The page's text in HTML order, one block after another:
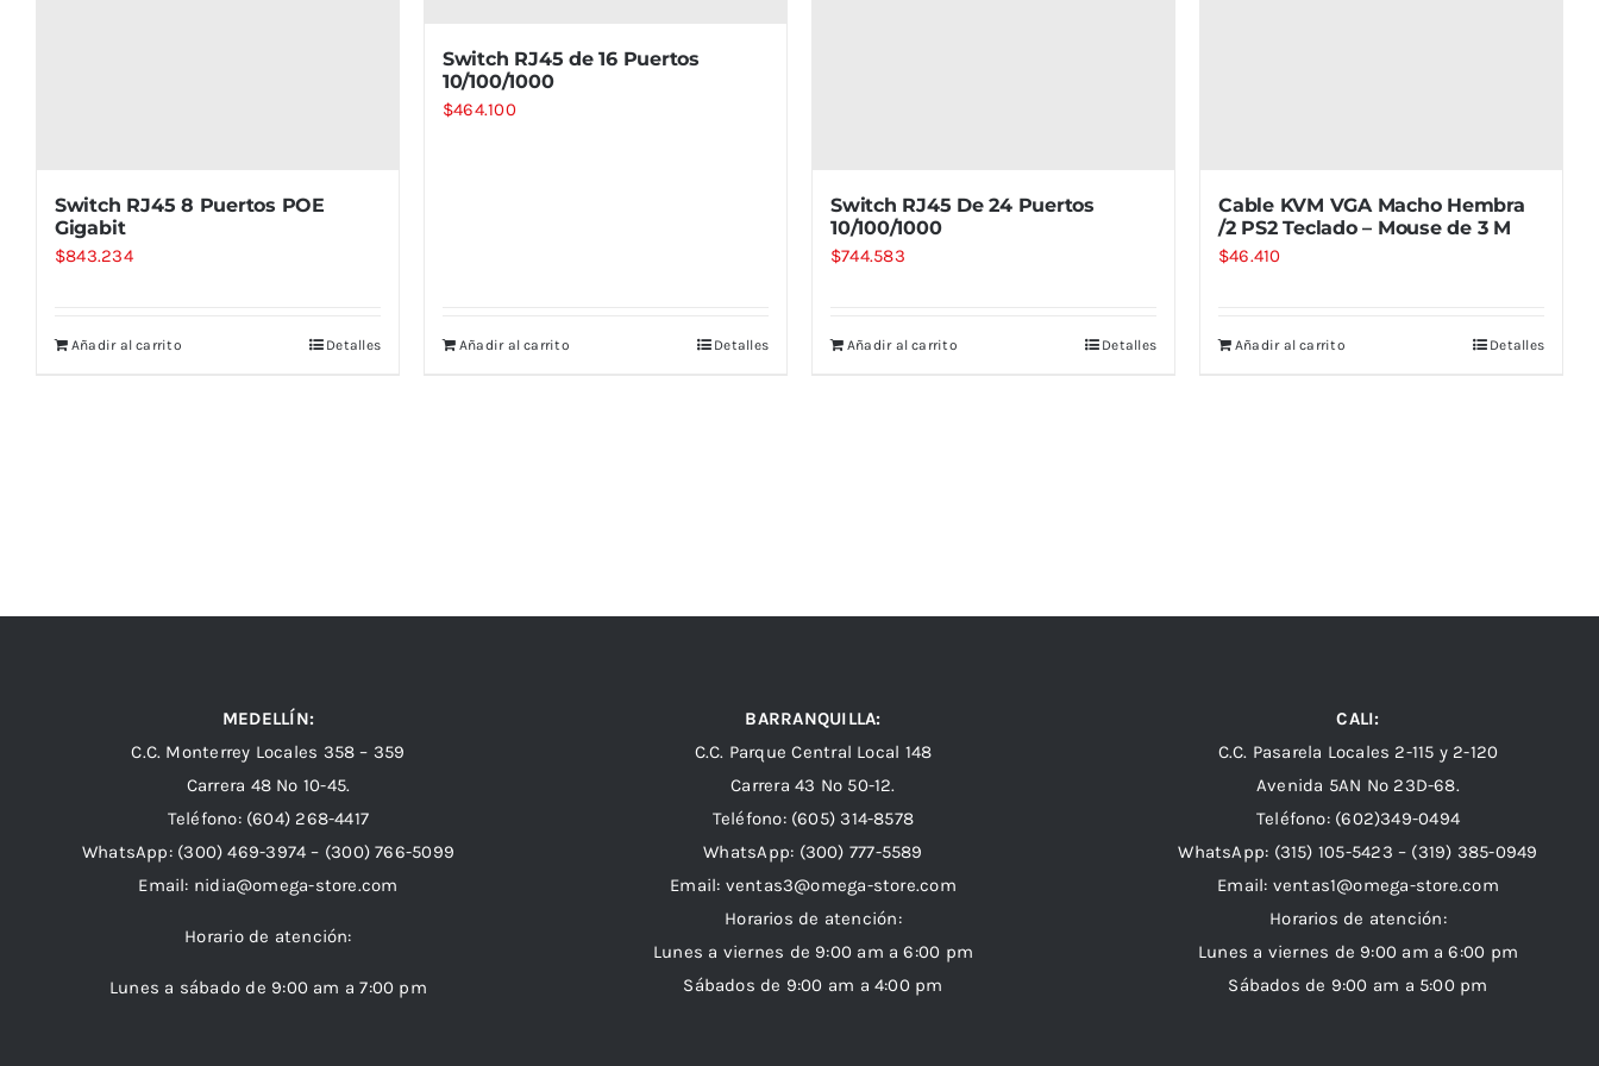
Switch RJ45 8 Puertos POE
Gigabit
$843.234
Añadir al carrito Detalles
Switch RJ45 de 16 Puertos
10/100/1000
$464.100
Añadir al carrito Detalles
Switch RJ45 De 24 Puertos
10/100/1000
$744.583
Añadir al carrito Detalles
Cable KVM VGA Macho Hembra
/2 PS2 Teclado – Mouse de 3 M
$46.410
Añadir al carrito Detalles
MEDELLÍN:
C.C. Monterrey Locales 358 – 359
Carrera 48 Nº 10-45.
Teléfono: (604) 268-4417
WhatsApp: (300) 469-3974 – (300) 766-5099
Email: nidia@omega-store.com
Horario de atención:
Lunes a sábado de 9:00 am a 7:00 pm
BARRANQUILLA:
C.C. Parque Central Local 148
Carrera 43 Nº 50-12.
Teléfono: (605) 314-8578
WhatsApp: (300) 777-5589
Email: ventas3@omega-store.com
Horarios de atención:
Lunes a viernes de 9:00 am a 6:00 pm
Sábados de 9:00 am a 4:00 pm
CALI:
C.C. Pasarela Locales 2-115 y 2-120
Avenida 5AN Nº 23D-68.
Teléfono: (602)349-0494
WhatsApp: (315) 105-5423 – (319) 385-0949
Email: ventas1@omega-store.com
Horarios de atención:
Lunes a viernes de 9:00 am a 6:00 pm
Sábados de 9:00 am a 5:00 pm